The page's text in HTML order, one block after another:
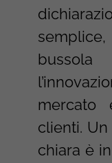
clienti.
chiara è